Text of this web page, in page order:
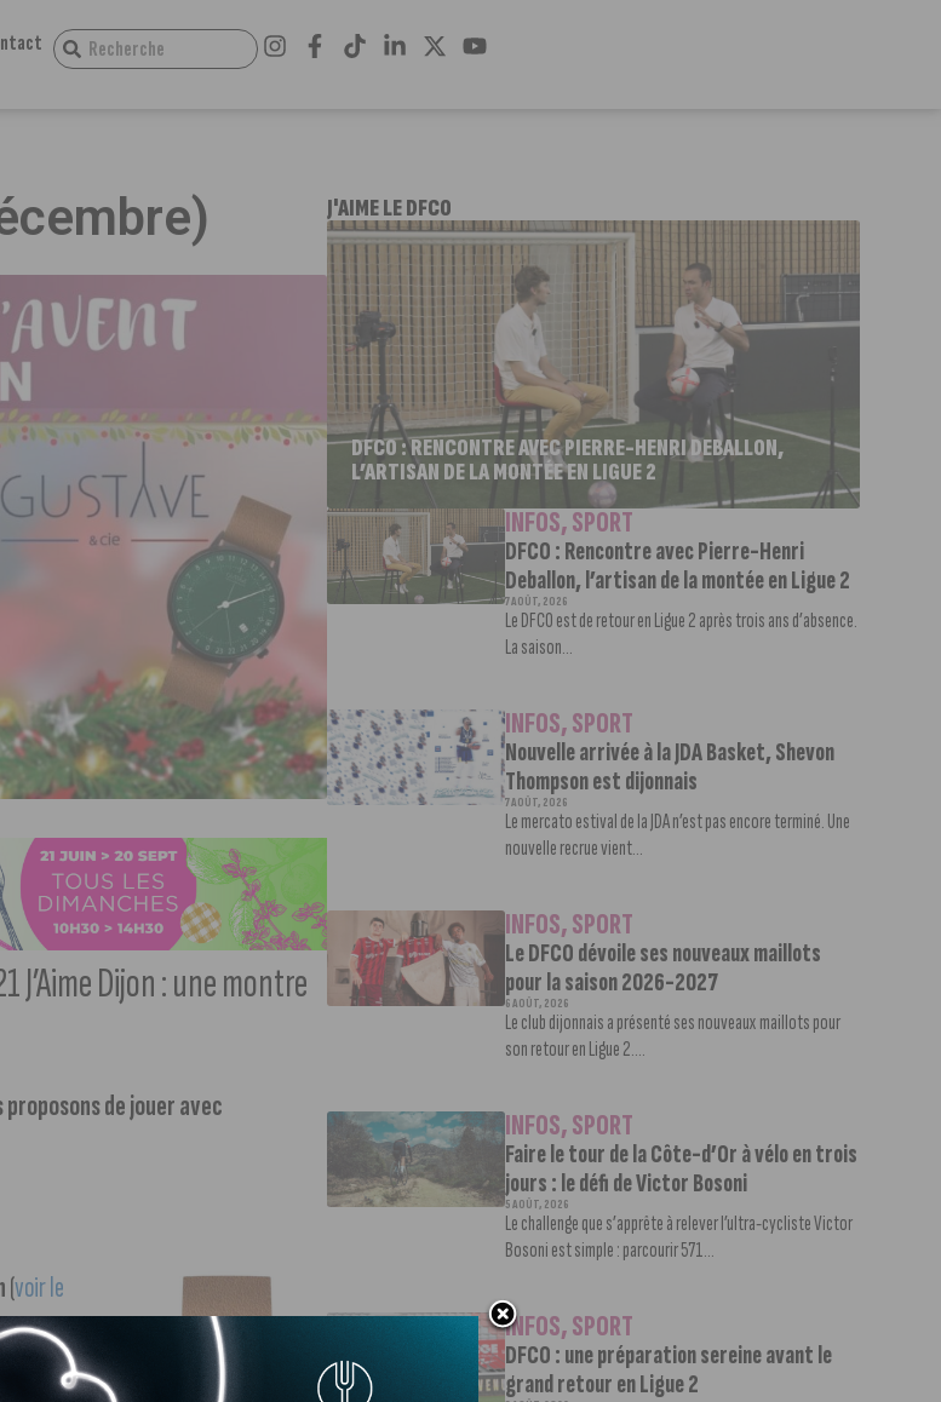
J’Aime Dijon : une montre
proposons de jouer avec
(voir le
J'AIME LE DFCO
DFCO : RENCONTRE AVEC PIERRE-HENRI DEBALLON,
L’ARTISAN DE LA MONTÉE EN LIGUE 2
INFOS,SPORT
DFCO : Rencontre avec Pierre-Henri
Deballon, l’artisan de la montée en Ligue 2
7 AOÛT, 2026
Le DFCO est de retour en Ligue 2 après trois ans d’absence.
La saison...
INFOS,SPORT
Nouvelle arrivée à la JDA Basket, Shevon
Thompson est dijonnais
7 AOÛT, 2026
Le mercato estival de la JDA n’est pas encore terminé. Une
nouvelle recrue vient...
INFOS,SPORT
Le DFCO dévoile ses nouveaux maillots
pour la saison 2026-2027
6 AOÛT, 2026
Le club dijonnais a présenté ses nouveaux maillots pour
son retour en Ligue 2....
INFOS,SPORT
Faire le tour de la Côte-d’Or à vélo en trois
jours : le défi de Victor Bosoni
5 AOÛT, 2026
Le challenge que s’apprête à relever l’ultra-cycliste Victor
Bosoni est simple : parcourir 571...
INFOS,SPORT
DFCO : une préparation sereine avant le
grand retour en Ligue 2